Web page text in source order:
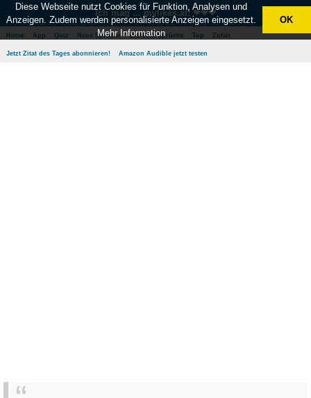
Ich mag ... mylikes.at! ❤❤❤
Home App Quiz Neue Sprüche Beliebte Sprüche Top Zufall
Jetzt Zitat des Tages abonnieren! Amazon Audible jetzt testen
Diese Webseite nutzt Cookies für Funktion, Analysen und
Anzeigen. Zudem werden personalisierte Anzeigen eingesetzt.
Mehr Information
OK